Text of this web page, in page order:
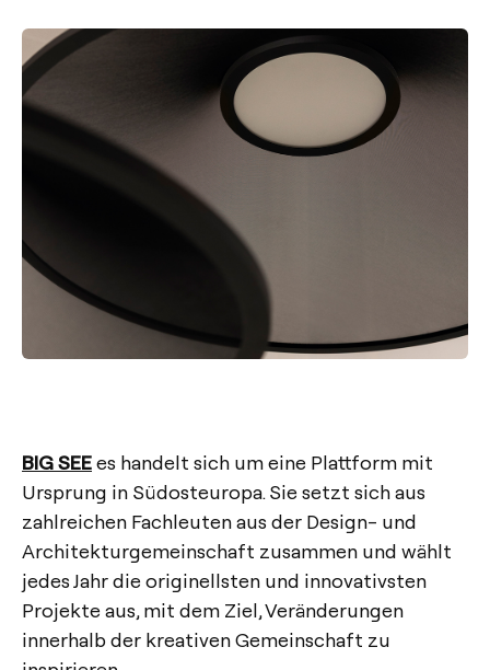
BIG SEEes handelt sich um eine Plattform mit
Ursprung in Südosteuropa. Sie setzt sich aus
zahlreichen Fachleuten aus der Design- und
Architekturgemeinschaft zusammen und wählt
jedes Jahr die originellsten und innovativsten
Projekte aus, mit dem Ziel, Veränderungen
innerhalb der kreativen Gemeinschaft zu